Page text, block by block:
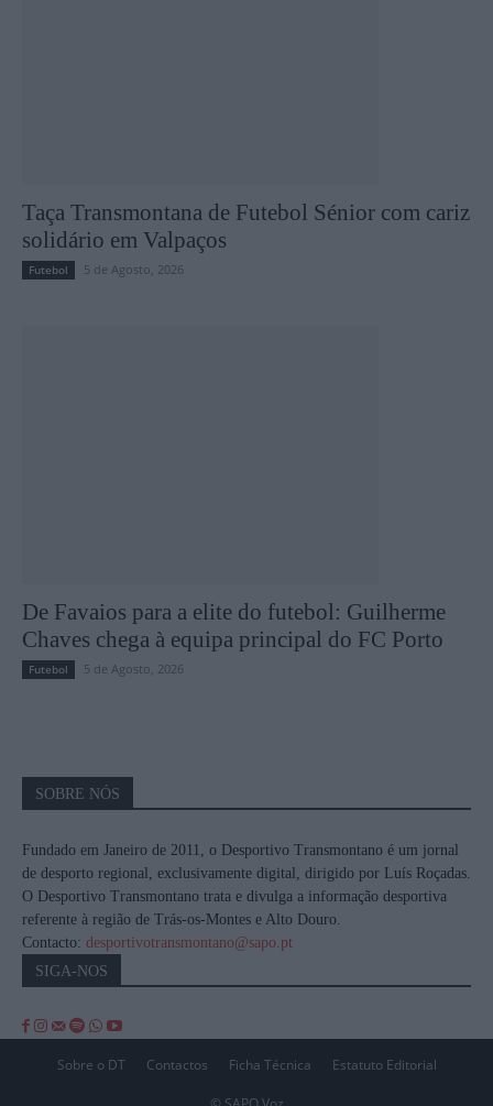
Taça Transmontana de Futebol Sénior com cariz
solidário em Valpaços
Futebol 5 de Agosto, 2026
De Favaios para a elite do futebol: Guilherme
Chaves chega à equipa principal do FC Porto
Futebol 5 de Agosto, 2026
SOBRE NÓS
Fundado em Janeiro de 2011, o Desportivo Transmontano é um jornal
de desporto regional, exclusivamente digital, dirigido por Luís Roçadas.
O Desportivo Transmontano trata e divulga a informação desportiva
referente à região de Trás-os-Montes e Alto Douro.
Contacto: desportivotransmontano@sapo.pt
SIGA-NOS
Sobre o DT Contactos Ficha Técnica Estatuto Editorial